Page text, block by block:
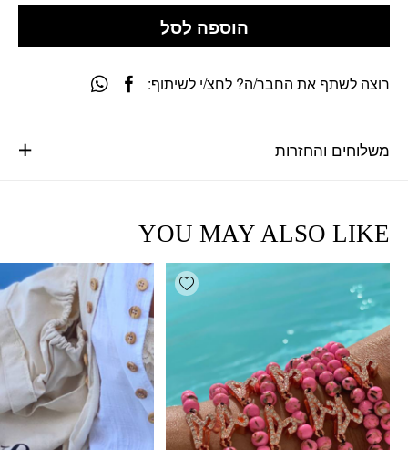
הוספה לסל
משלוחים והחזרות
רוצה לשתף את החבר/ה? לחצ/י לשיתוף:
YOU MAY ALSO LIKE
Add wishlist